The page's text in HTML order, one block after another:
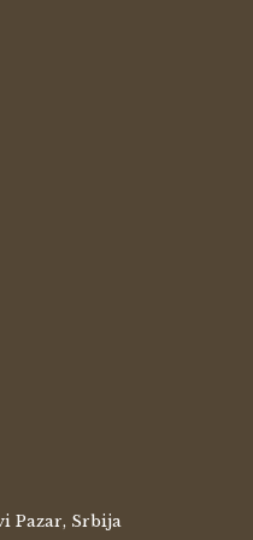
Pazar, Srbija